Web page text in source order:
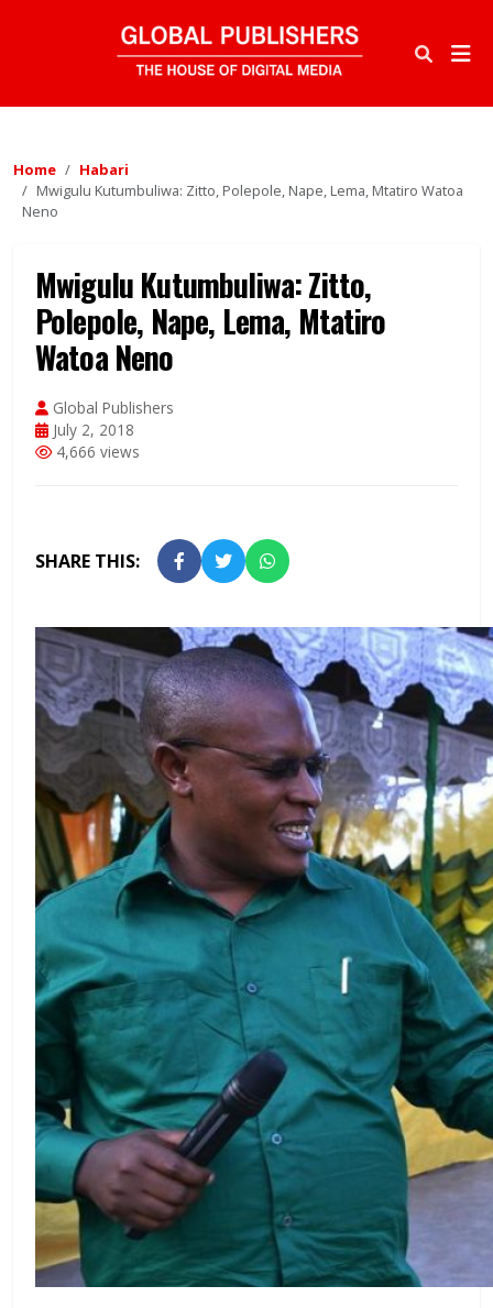
Home
Habari
Mwigulu Kutumbuliwa: Zitto, Polepole, Nape, Lema, Mtatiro Watoa
Neno
Mwigulu Kutumbuliwa: Zitto,
Polepole, Nape, Lema, Mtatiro
Watoa Neno
Global Publishers
July 2, 2018
4,666 views
SHARE THIS: